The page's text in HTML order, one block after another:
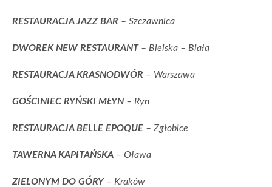
RESTAURACJA JAZZ BAR – Szczawnica
DWOREK NEW RESTAURANT– Bielska – Biała
RESTAURACJA KRASNODWÓR – Warszawa
GOŚCINIEC RYŃSKI MŁYN – Ryn
RESTAURACJA BELLE EPOQUE – Zgłobice
TAWERNA KAPITAŃSKA – Oława
ZIELONYM DO GÓRY– Kraków